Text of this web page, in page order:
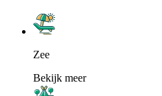
Zee
Bekijk meer